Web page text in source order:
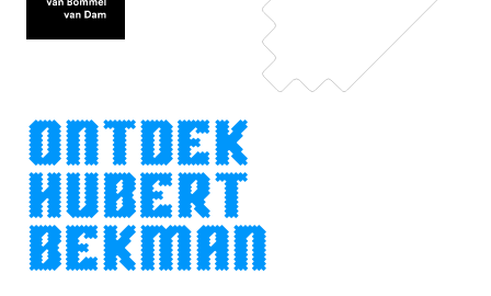
Ont­dek
Hubert
Bekman